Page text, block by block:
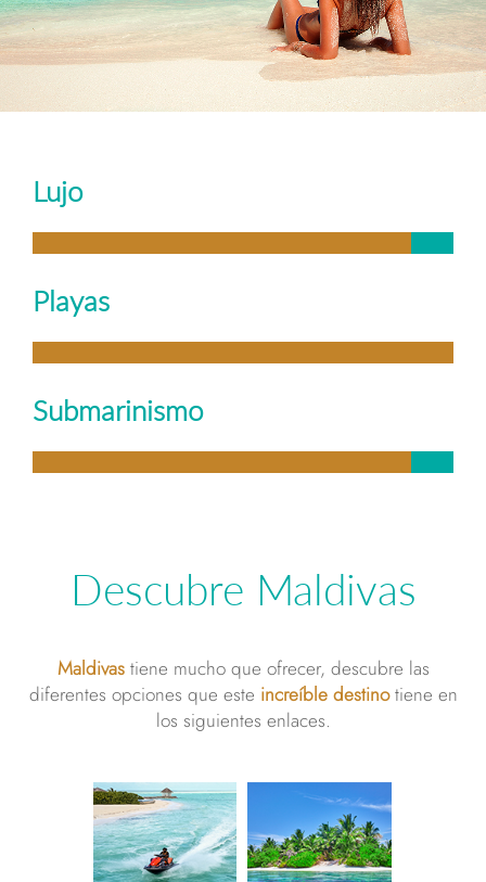
Lujo
Playas
Submarinismo
Descubre Maldivas
Maldivastiene mucho que ofrecer, descubre las
diferentes opciones que este increíble destinotiene en
los siguientes enlaces.